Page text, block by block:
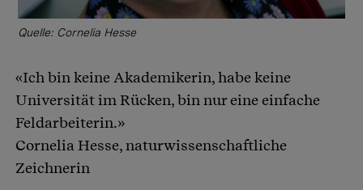
Quelle: Cornelia Hesse
«Ich bin keine Akademikerin, habe keine
Universität im Rücken, bin nur eine einfache
Feldarbeiterin.»
Cornelia Hesse, naturwissenschaftliche
Zeichnerin